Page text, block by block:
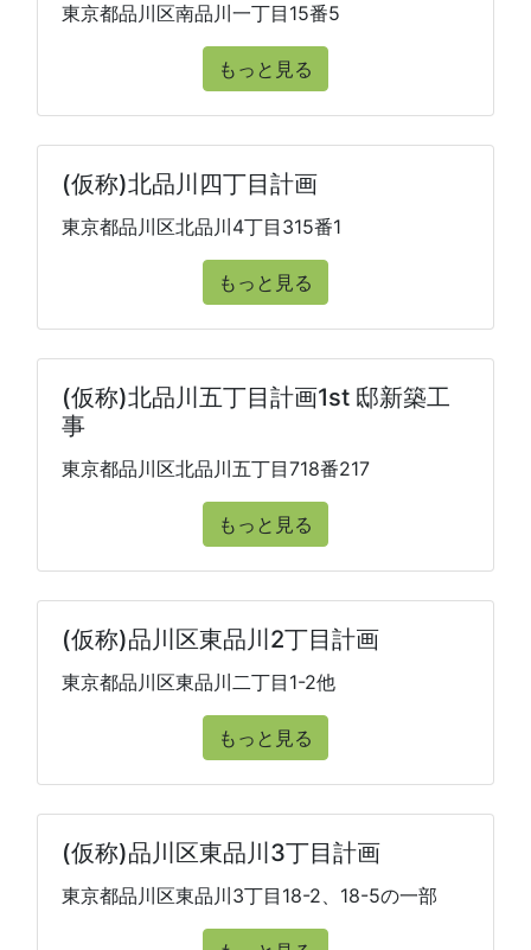
東京都品川区南品川一丁目15番5
もっと見る
(仮称)北品川四丁目計画
東京都品川区北品川4丁目315番1
もっと見る
(仮称)北品川五丁目計画1st 邸新築工
事
東京都品川区北品川五丁目718番217
もっと見る
(仮称)品川区東品川2丁目計画
東京都品川区東品川二丁目1-2他
もっと見る
(仮称)品川区東品川3丁目計画
東京都品川区東品川3丁目18-2、18-5の一部